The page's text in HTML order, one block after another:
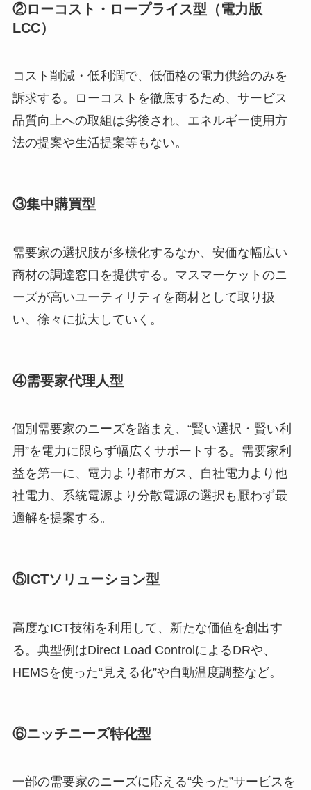
②ローコスト・ロープライス型（電力版
LCC）
コスト削減・低利潤で、低価格の電力供給のみを
訴求する。ローコストを徹底するため、サービス
品質向上への取組は劣後され、エネルギー使用方
法の提案や生活提案等もない。
③集中購買型
需要家の選択肢が多様化するなか、安価な幅広い
商材の調達窓口を提供する。マスマーケットのニ
ーズが高いユーティリティを商材として取り扱
い、徐々に拡大していく。
④需要家代理人型
個別需要家のニーズを踏まえ、“賢い選択・賢い利
用”を電力に限らず幅広くサポートする。需要家利
益を第一に、電力より都市ガス、自社電力より他
社電力、系統電源より分散電源の選択も厭わず最
適解を提案する。
⑤ICTソリューション型
高度なICT技術を利用して、新たな価値を創出す
る。典型例はDirect Load ControlによるDRや、
HEMSを使った“見える化”や自動温度調整など。
⑥ニッチニーズ特化型
一部の需要家のニーズに応える“尖った”サービスを